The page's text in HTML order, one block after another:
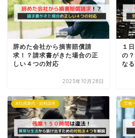
辞めた会社から損害賠償請
求！？請求書がきた場合の正
しい４つの対応
2023年10月28日
１
の
な
未払残業代・給料請求 労働